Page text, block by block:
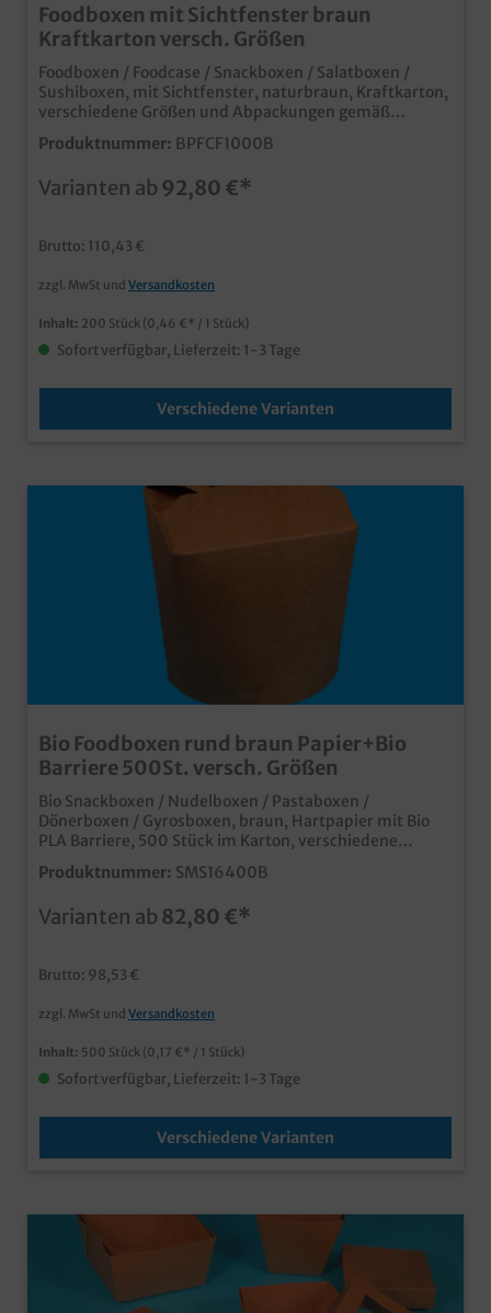
Foodboxen mit Sichtfenster braun
Kraftkarton versch. Größen
Foodboxen / Foodcase / Snackboxen / Salatboxen /
Sushiboxen, mit Sichtfenster, naturbraun, Kraftkarton,
verschiedene Größen und Abpackungen gemäß
Auswahl, angegebene Größen sind Bodenmaß
qualitative Foodboxen aus stabilem Kraft Karton
optik flüssigkeits- und fettresistent Anti Fog
Snackboxen für verschiedene Einsatzbereiche in
Bäckereien, usw.
Produktnummer: BPFCF1000B
Varianten ab 92,80 €*
Brutto: 110,43 €
zzgl. MwSt und Versandkosten
Inhalt: 200 Stück (0,46 €* / 1 Stück)
Sofort verfügbar, Lieferzeit: 1-3 Tage
Verschiedene Varianten
Bio Foodboxen rund braun Papier+Bio
Barriere 500St. versch. Größen
Bio Snackboxen / Nudelboxen / Pastaboxen /
Dönerboxen / Gyrosboxen, braun, Hartpapier mit Bio
PLA Barriere, 500 Stück im Karton, verschiedene
Größen gemäß Auswahl Die praktische Take away
Foodbox mit rundem Boden und eckigem Faltverschluss
Streetfood und Imbiss moderne und praktische
und biologisch abbaubar ideal für das nachhaltige
Food, Snacks, usw. ab 50.000 Stück individuell
einem Angebot
Produktnummer: SMS16400B
Varianten ab 82,80 €*
Brutto: 98,53 €
zzgl. MwSt und Versandkosten
Inhalt: 500 Stück (0,17 €* / 1 Stück)
Sofort verfügbar, Lieferzeit: 1-3 Tage
Verschiedene Varianten